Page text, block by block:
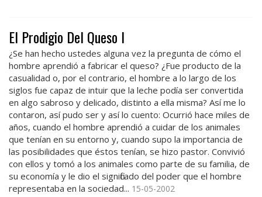
El Prodigio Del Queso I
¿Se han hecho ustedes alguna vez la pregunta de cómo el
hombre aprendió a fabricar el queso? ¿Fue producto de la
casualidad o, por el contrario, el hombre a lo largo de los
siglos fue capaz de intuir que la leche podía ser convertida
en algo sabroso y delicado, distinto a ella misma? Así me lo
contaron, así pudo ser y así lo cuento: Ocurrió hace miles de
años, cuando el hombre aprendió a cuidar de los animales
que tenían en su entorno y, cuando supo la importancia de
las posibilidades que éstos tenían, se hizo pastor. Convivió
con ellos y tomó a los animales como parte de su familia, de
su economía y le dio el significado del poder que el hombre
representaba en la sociedad... 15-05-2002